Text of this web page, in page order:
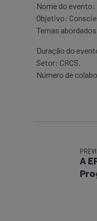
Nome do evento:
Objetivo:
Temas
Duração do
Setor: CRCS.
Número de
A